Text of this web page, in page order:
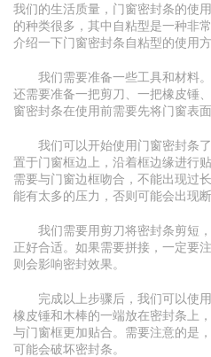
我们的生活质量，门窗密封条的使
的种类很多，其中自粘型是一种非
介绍一下门窗密封条自粘型的使用方
我们需要准备一些工具和材料
还需要准备一把剪刀、一把橡皮锤
窗密封条在使用前需要先将门窗表面
我们可以开始使用门窗密封条
置于门窗框边上，沿着框边缘进行
需要与门窗边框吻合，不能出现过
能有太多的压力，否则可能会出现
我们需要用剪刀将密封条剪短
正好合适。如果需要拼接，一定要
则会影响密封效果。
完成以上步骤后，我们可以使
橡皮锤和木棒的一端放在密封条上
与门窗框更加贴合。需要注意的是
可能会破坏密封条。